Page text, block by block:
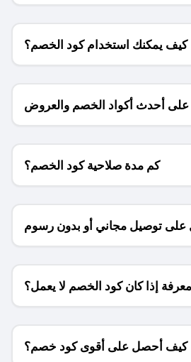
كيف يمكنك استخدام كود الخصم؟
أحدث أكواد الخصم والعروض
للمتاجر؟
كم مدة صلاحية كود الخصم؟
توصيل مجاني أو بدون رسوم
الشحن ؟
إذا كان كود الخصم لا يعمل؟
كيف أحصل على أقوى كود خصم؟